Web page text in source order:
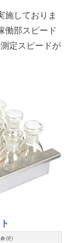
施しておりま
働部スピード
定スピードが